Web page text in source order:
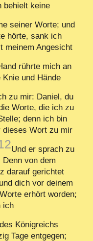
behielt keine
seiner Worte; und
hörte, sank ich
meinem Angesicht
rührte mich an
und Hände
zu mir: Daniel, du
Worte, die ich zu
denn ich bin
dieses Wort zu mir
Und er sprach zu
von dem
darauf gerichtet
dich vor deinem
erhört worden;
ich
Königreichs
Tage entgegen;